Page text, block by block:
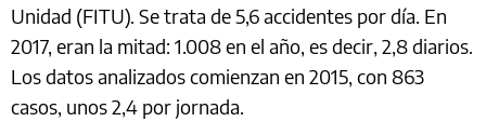
Unidad (FITU). Se trata de 5,6 accidentes por día. En
2017, eran la mitad: 1.008 en el año, es decir, 2,8 diarios.
Los datos analizados comienzan en 2015, con 863
casos, unos 2,4 por jornada.